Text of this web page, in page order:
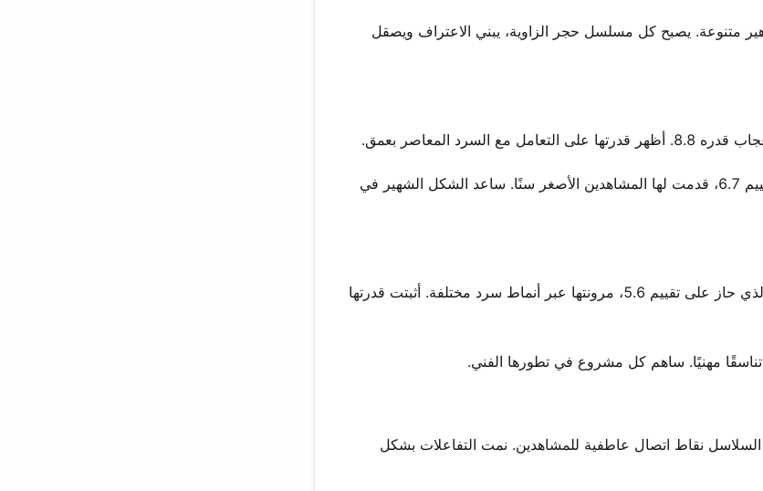
متنوعة. يصبح كل مسلسل حجر الزاوية، يبني الاعتراف ويصقل
في وقت سابق، قدمت Carrossel في 2012 تعرضًا مبكرًا حاسمًا. مع تقييم 6.7، قدمت لها المشاهدين الأصغر سنًا. ساعد الشكل الشهير في
أضافت Chiquititas في 2013 بُعدًا آخر إلى محفظتها. أظهر المسلسل، الذي حاز على تقييم 5.6، مرونتها عبر أنماط سرد مختلفة. أثبتت قدرتها
السلاسل نقاط اتصال عاطفية للمشاهدين. نمت التفاعلات بشكل